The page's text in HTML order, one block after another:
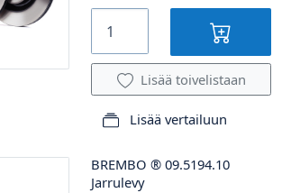
Lisää toivelistaan
Lisää vertailuun
BREMBO ® 09.5194.10
Jarrulevy